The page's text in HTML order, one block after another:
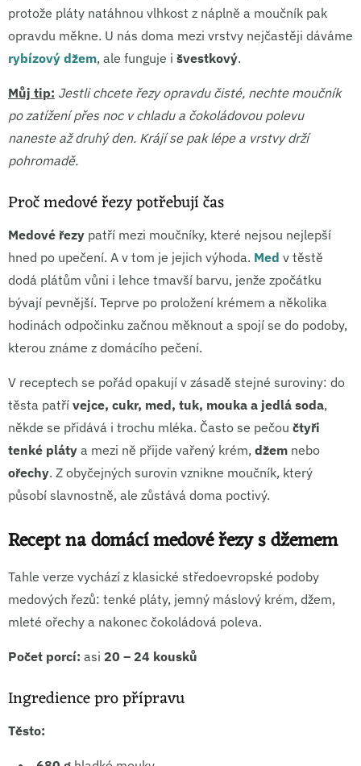
protože pláty natáhnou vlhkost z náplně a moučník pak
opravdu měkne. U nás doma mezi vrstvy nejčastěji dáváme
rybízový džem, ale funguje i švestkový.
Můj tip: Jestli chcete řezy opravdu čisté, nechte moučník
po zatížení přes noc v chladu a čokoládovou polevu
naneste až druhý den. Krájí se pak lépe a vrstvy drží
pohromadě.
Proč medové řezy potřebují čas
Medové řezy patří mezi moučníky, které nejsou nejlepší
hned po upečení. A v tom je jejich výhoda. Med v těstě
dodá plátům vůni i lehce tmavší barvu, jenže zpočátku
bývají pevnější. Teprve po proložení krémem a několika
hodinách odpočinku začnou měknout a spojí se do podoby,
kterou známe z domácího pečení.
V receptech se pořád opakují v zásadě stejné suroviny: do
těsta patří vejce, cukr, med, tuk, mouka a jedlá soda,
někde se přidává i trochu mléka. Často se pečou čtyři
tenké pláty a mezi ně přijde vařený krém, džem nebo
ořechy. Z obyčejných surovin vznikne moučník, který
působí slavnostně, ale zůstává doma poctivý.
Recept na domácí medové řezy s džemem
Tahle verze vychází z klasické středoevropské podoby
medových řezů: tenké pláty, jemný máslový krém, džem,
mleté ořechy a nakonec čokoládová poleva.
Počet porcí: asi 20 – 24 kousků
Ingredience pro přípravu
Těsto: